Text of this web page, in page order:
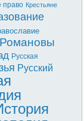
право Крестьяне
Романовы
Русская
Русский